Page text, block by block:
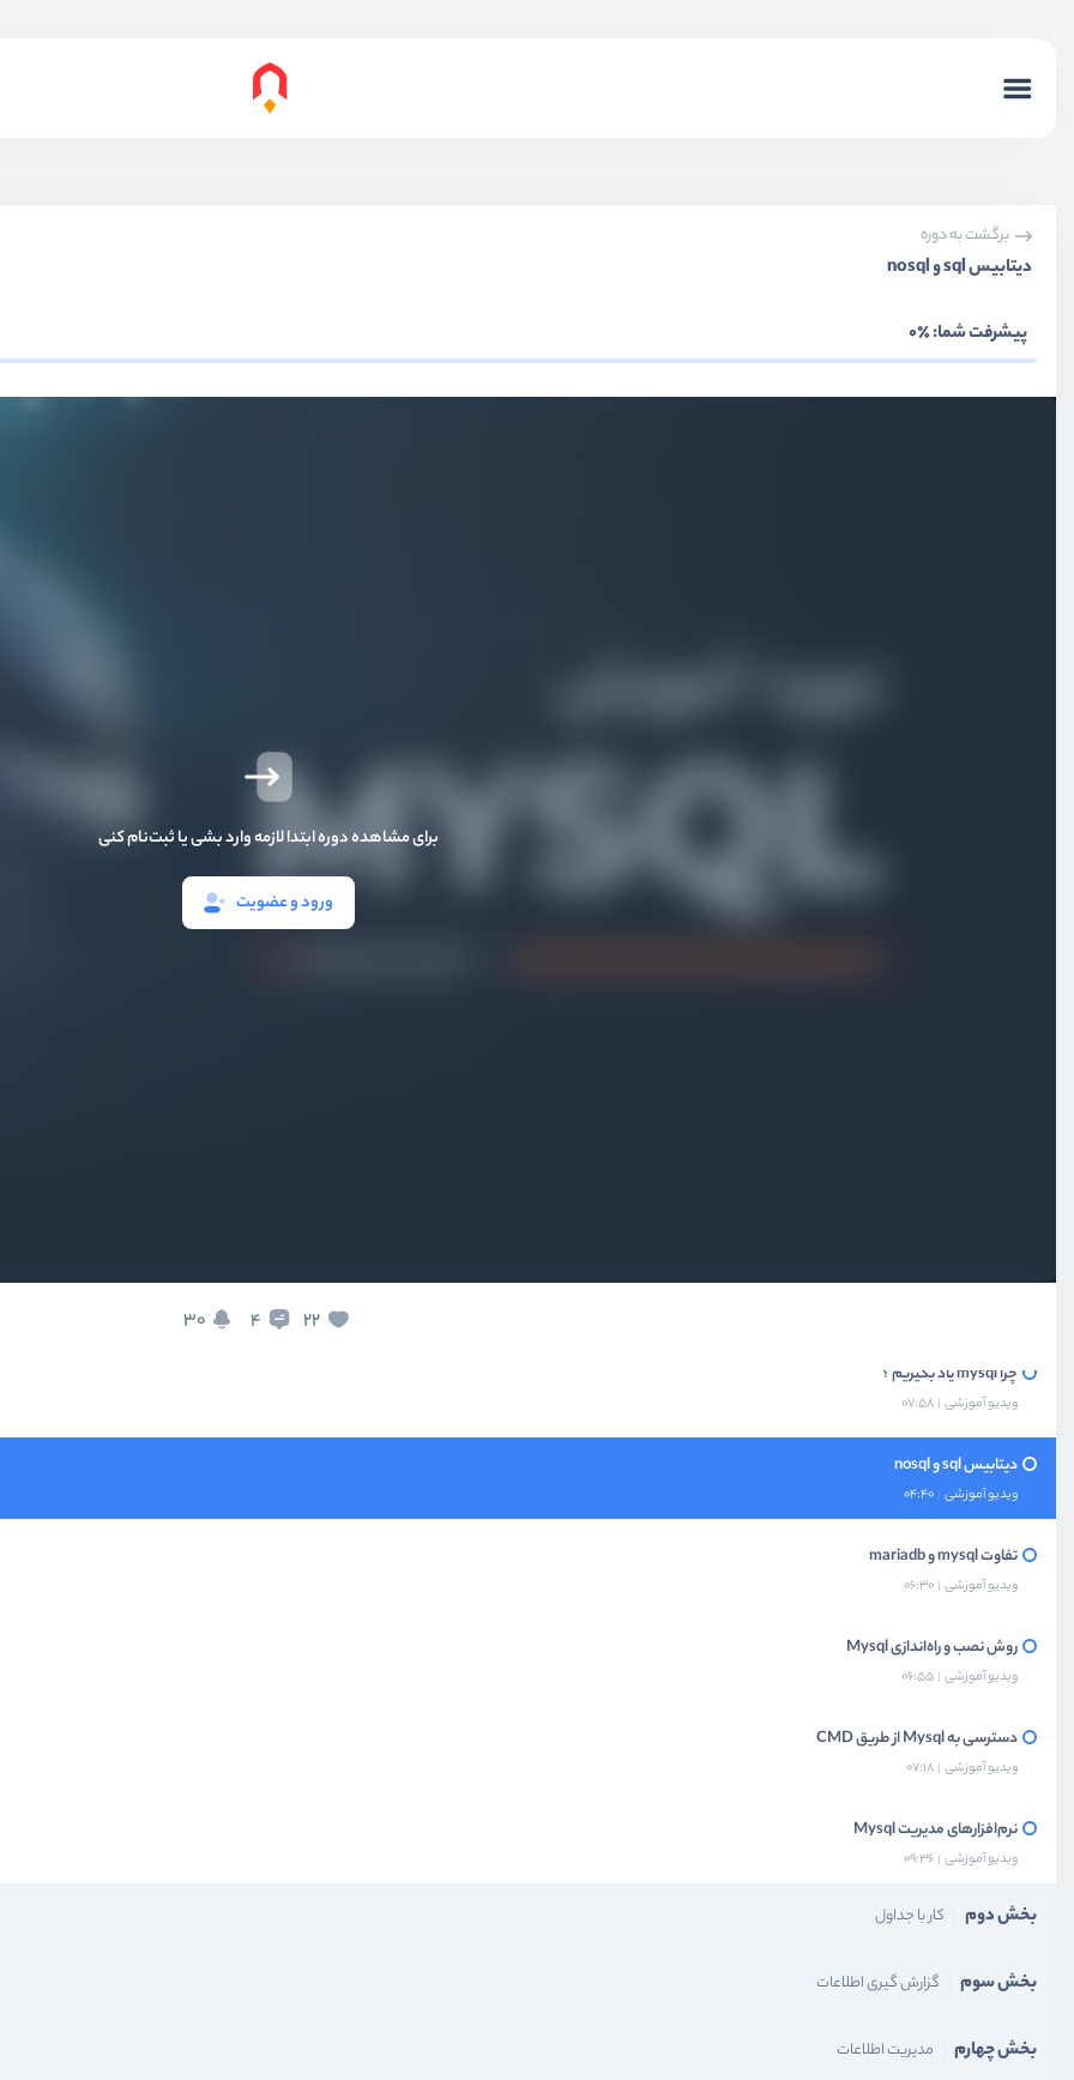
برگشت به دوره
دیتابیس sql و nosql
پیشرفت شما:٪0
برای مشاهده دوره ابتدا لازمه وارد بشی یا ثبت‌نام کنی
ورود و عضویت
22
4
30
معرفی دوره
چرا mysql یاد بگیریم ؟
ویدیو آموزشی 07:58
دیتابیس sql و nosql
ویدیو آموزشی 04:40
تفاوت mysql و mariadb
ویدیو آموزشی 06:30
روش نصب و راه‌اندازی Mysql
ویدیو آموزشی 06:55
دسترسی به Mysql از طریق CMD
ویدیو آموزشی 07:18
نرم‌افزار‌های مدیریت Mysql
ویدیو آموزشی 09:36
بخش دوم کار با جداول
بخش سوم گزارش گیری اطلاعات
بخش چهارم مدیریت اطلاعات